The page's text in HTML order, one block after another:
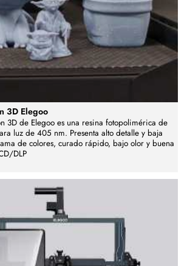
3D Elegoo
3D de Elegoo es una resina fotopolimérica de
luz de 405 nm. Presenta alto detalle y baja
de colores, curado rápido, bajo olor y buena
DLP